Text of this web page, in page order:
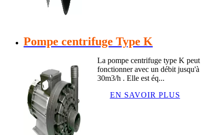
Pompe centrifuge Type K
La pompe centrifuge type K peut
fonctionner avec un débit jusqu'à
30m3/h . Elle est éq...
EN SAVOIR PLUS